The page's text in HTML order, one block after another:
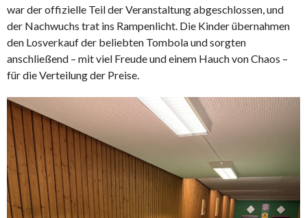
war der offizielle Teil der Veranstaltung abgeschlossen, und
der Nachwuchs trat ins Rampenlicht. Die Kinder übernahmen
den Losverkauf der beliebten Tombola und sorgten
anschließend – mit viel Freude und einem Hauch von Chaos –
für die Verteilung der Preise.